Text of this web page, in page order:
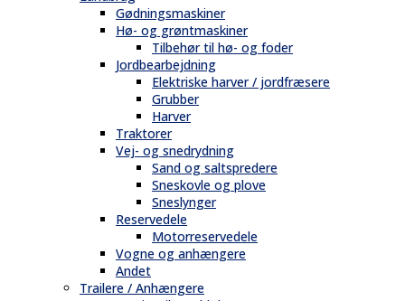
Gødningsmaskiner
Hø- og grøntmaskiner
Tilbehør til hø- og foder
Jordbearbejdning
Elektriske harver / jordfræsere
Grubber
Harver
Traktorer
Vej- og snedrydning
Sand og saltspredere
Sneskovle og plove
Sneslynger
Reservedele
Motorreservedele
Vogne og anhængere
Andet
Trailere / Anhængere